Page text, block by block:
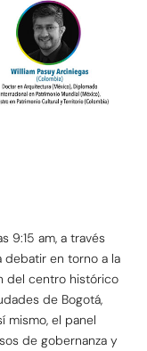
9:15 am, a través
debatir en torno a la
del centro histórico
de Bogotá,
mismo, el panel
de gobernanza y